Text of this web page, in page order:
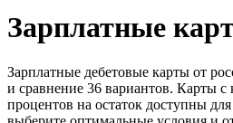
Зарплатные
Зарплатные дебетовые карты от
и сравнение 36 вариантов. Карты
процентов на остаток доступны